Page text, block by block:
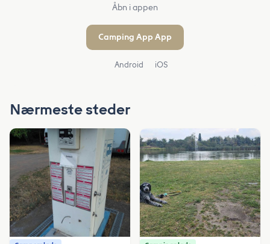
Åbn i appen
Camping App App
Android iOS
Nærmeste steder